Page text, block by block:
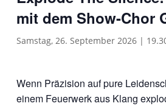
mit dem Show-Chor
Samstag, 26. September 2026 |
Wenn Präzision auf pure
einem Feuerwerk aus Klang